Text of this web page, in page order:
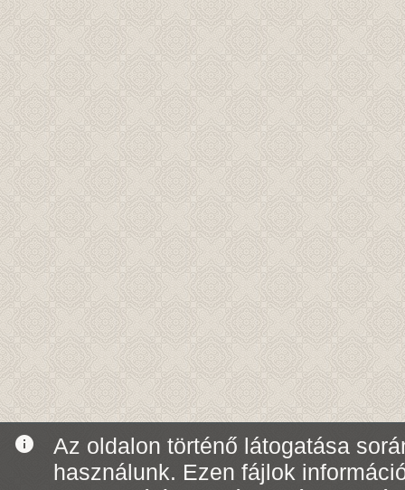
info
Az oldalon történő látogatása
használunk. Ezen fájlok